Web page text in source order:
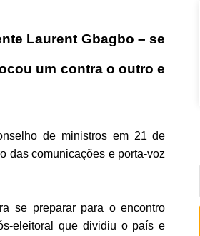
Laurent Gbagbo – se
um contra o outro e
de ministros em 21 de
das comunicações e porta-voz
se preparar para o encontro
eleitoral que dividiu o país e